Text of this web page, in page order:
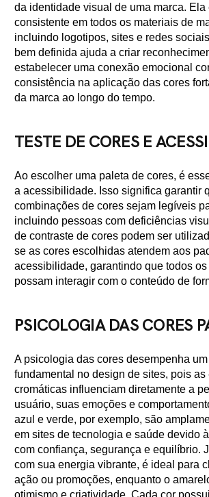
da identidade visual de uma marca. Ela
consistente em todos os materiais de
incluindo logotipos, sites e redes
bem definida ajuda a criar
estabelecer uma conexão emocional
consistência na aplicação das cores
da marca ao longo do tempo.
TESTE DE CORES E
Ao escolher uma paleta de cores, é
a acessibilidade. Isso significa garantir
combinações de cores sejam legíveis
incluindo pessoas com deficiências
de contraste de cores podem ser
se as cores escolhidas atendem aos
acessibilidade, garantindo que todos
possam interagir com o conteúdo de
PSICOLOGIA DAS CORES
A psicologia das cores desempenha um
fundamental no design de sites, pois as
cromáticas influenciam diretamente a
usuário, suas emoções e
azul e verde, por exemplo, são
em sites de tecnologia e saúde devido
com confiança, segurança e equilíbrio.
com sua energia vibrante, é ideal para
ação ou promoções, enquanto o